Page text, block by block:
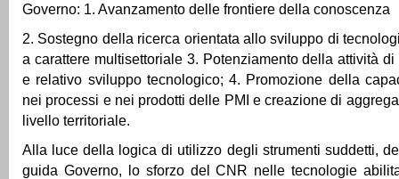
Governo: 1. Avanzamento delle frontiere della conoscenza
2. Sostegno della ricerca orientata allo sviluppo di
a carattere multisettoriale 3. Potenziamento della attività
e relativo sviluppo tecnologico; 4. Promozione della
nei processi e nei prodotti delle PMI e creazione di
livello territoriale.
Alla luce della logica di utilizzo degli strumenti suddetti,
guida Governo, lo sforzo del CNR nelle tecnologie